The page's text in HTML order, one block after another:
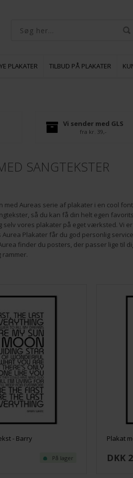
PLAKATER TILBUD PÅ PLAKATER
Vi sender med GLS
fra kr. 39,-
SANGTEKSTER
med Aureas serie af plakater i en cool
så du kan få din helt egen
selv vores plakater på eget værksted. Vi
Aurea Plakater får du god personlig
finder du posters, der passer lige til
rammer.
- Barry
På lager
Plakat
DKK